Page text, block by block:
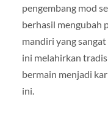
pengembang mod
berhasil mengubah
mandiri yang
ini melahirkan
bermain menjadi
ini.